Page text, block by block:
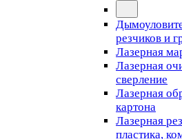
резчиков и
Лазерная
Лазерная
сверление
Лазерная
картона
Лазерная
пластика,